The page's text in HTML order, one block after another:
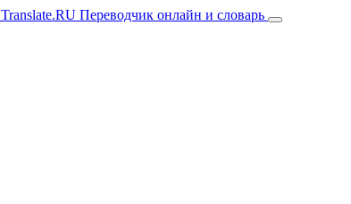
Translate.RU Переводчик онлайн и словарь